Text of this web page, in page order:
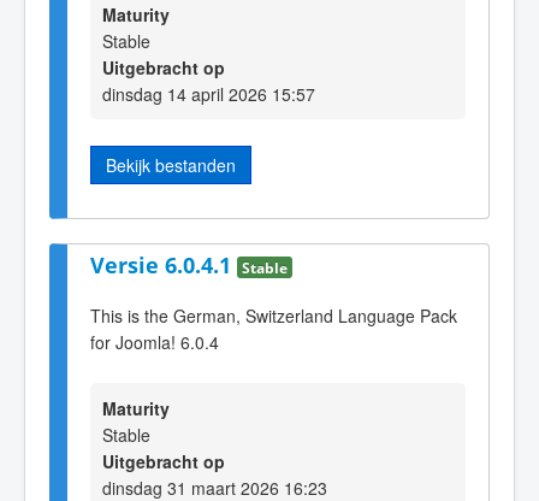
Maturity
Stable
Uitgebracht op
dinsdag 14 april 2026 15:57
Bekijk bestanden
Versie 6.0.4.1 Stable
This is the German, Switzerland Language Pack
for Joomla! 6.0.4
Maturity
Stable
Uitgebracht op
dinsdag 31 maart 2026 16:23